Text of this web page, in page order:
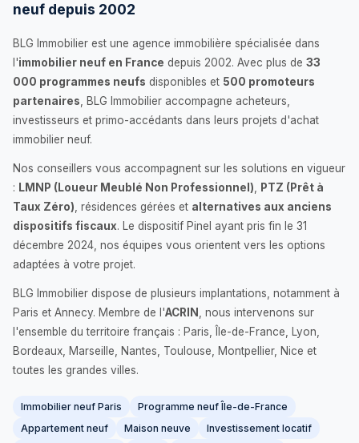
neuf depuis 2002
BLG Immobilier est une agence immobilière spécialisée dans
l'immobilier neuf en France depuis 2002. Avec plus de 33
000 programmes neufs disponibles et 500 promoteurs
partenaires , BLG Immobilier accompagne acheteurs,
investisseurs et primo-accédants dans leurs projets d'achat
immobilier neuf.
Nos conseillers vous accompagnent sur les solutions en vigueur
: LMNP (Loueur Meublé Non Professionnel)
PTZ (Prêt à
Taux Zéro) , résidences gérées et alternatives aux anciens
dispositifs fiscaux. Le dispositif Pinel ayant pris fin le 31
décembre 2024, nos équipes vous orientent vers les options
adaptées à votre projet.
BLG Immobilier dispose de plusieurs implantations, notamment à
Paris et Annecy. Membre de l'ACRIN
, nous intervenons sur
l'ensemble du territoire français : Paris, Île-de-France, Lyon,
Bordeaux, Marseille, Nantes, Toulouse, Montpellier, Nice et
toutes les grandes villes.
Immobilier neuf Paris
Programme neuf Île-de-France
Appartement neuf
Maison neuve
Investissement locatif